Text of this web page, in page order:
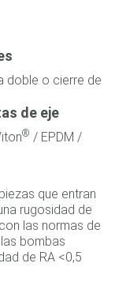
doble o cierre de
de eje
® / EPDM /
que entran
rugosidad de
las normas de
bombas
de RA <0,5